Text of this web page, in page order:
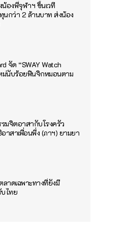
องพี่จุฬาฯ ขึ้นเวที
นกว่า 2 ล้านบาท ส่งน้อง
จัด “SWAY Watch
ม่นับร้อยฟินจิกหมอนตาม
มจิตอาสากับโรงครัว
าสาเพื่อนพึ่ง (ภาฯ) ยามยา
าดเฉพาะทางที่ยังมี
ไทย